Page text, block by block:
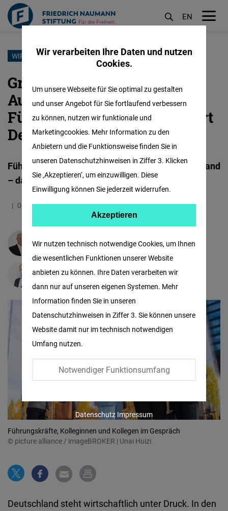
Direkt
Inhalt
EN
WIRTSCHAFT
Großes Potential, große
Aufgaben – Wie sehen
Führungskräfte den Standort
Deutschland
Führungskräfte bewerten den Standort Deutschland
– das Zeugnis fällt nur mittelmäßig aus
05.06.2025 3.4 Minuten Deutschland
Michael Schweizer
Justus Lenz
Führungskräfte, Kolleginnen und Kollegen im Gespräch
© picture alliance / imageBROKER | Unai Huizi
Deutschland steht wirtschaftlich unter Druck. In den
Wir verarbeiten Ihre Daten und nutzen
Cookies.
Wir nutzen technisch notwendige Cookies, um Ihnen
die wesentlichen Funktionen unserer Website
anbieten zu können. Ihre Daten verarbeiten wir
dann nur auf unseren eigenen Systemen. Mehr
Information finden Sie in unseren
Datenschutzhinweisen in Ziffer 3. Sie können unsere
Website damit nur im technisch notwendigen
Umfang nutzen.
Notwendiger Funktionsumfang
Um unsere Webseite für Sie optimal zu gestalten
und unser Angebot für Sie fortlaufend verbessern
zu können, nutzen wir funktionale und
Marketingcookies. Mehr Information zu den
Anbietern und die Funktionsweise finden Sie in
unseren Datenschutzhinweisen in Ziffer 3. Klicken
Sie ‚Akzeptieren‘, um einzuwilligen. Diese
Einwilligung können Sie jederzeit widerrufen.
Facebook
Embed
Twitter
Embed
Instagram
Embed
Google
Embed
Akzeptieren
Datenschutz Impressum